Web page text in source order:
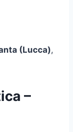
(Lucca),
–